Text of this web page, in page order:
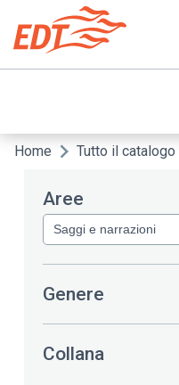
contenuto
principale
Briciole
pane
Home Tutto il catalogo
Aree
Genere
Collana